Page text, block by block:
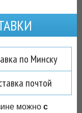
по Минску
почтой
можно с